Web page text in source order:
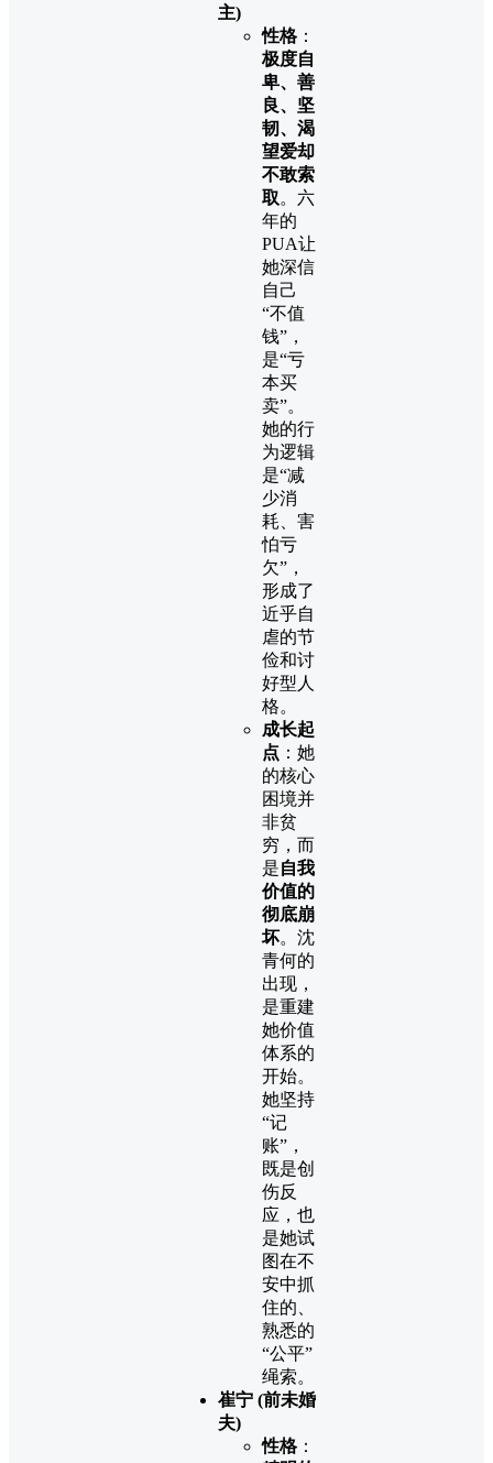
主)
性格：
极度自
卑、善
良、坚
韧、渴
望爱却
不敢索
取。六
年的
PUA让
她深信
自己
“不值
钱”，
是“亏
本买
卖”。
她的行
为逻辑
是“减
少消
耗、害
怕亏
欠”，
形成了
近乎自
虐的节
俭和讨
好型人
格。
成长起
点 ：她
的核心
困境并
非贫
穷，而
是自我
价值的
彻底崩
坏。沈
青何的
出现，
是重建
她价值
体系的
开始。
她坚持
“记
账”，
既是创
伤反
应，也
是她试
图在不
安中抓
住的、
熟悉的
“公平”
绳索。
崔宁 (前未婚
夫)
性格：